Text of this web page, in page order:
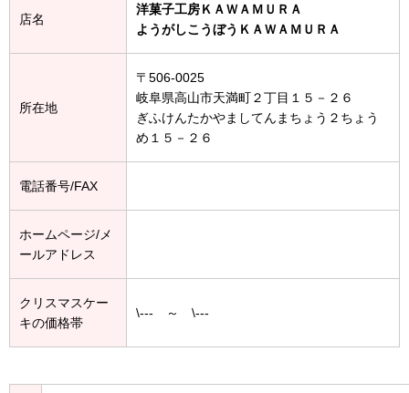
店名
洋菓子工房ＫＡＷＡＭＵＲＡ
ようがしこうぼうＫＡＷＡＭＵＲＡ
所在地
〒506-0025
岐阜県高山市天満町２丁目１５－２６
ぎふけんたかやましてんまちょう２ちょう
め１５－２６
電話番号/FAX
ホームページ/メ
ールアドレス
クリスマスケー
キの価格帯
\--- ～ \---